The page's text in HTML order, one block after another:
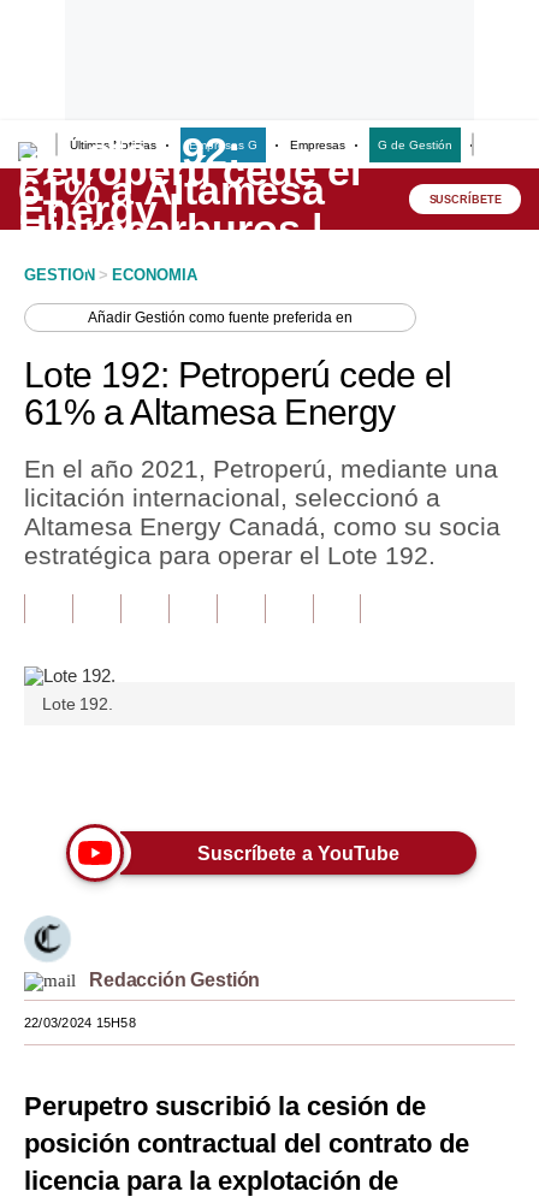
Últimas Noticias Empresas G Empresas G de Gestión
Lo último
Peru Quiosco
Economía
Perú
Política
Inmobiliarias
Editorial
Pregunta de hoy
Blogs
Tendencias
Lujo
Moda
SUSCRÍBETE
GESTION > ECONOMIA
AñadirGestión como fuente preferida en
Lote 192: Petroperú cede el
61% a Altamesa Energy
En el año 2021, Petroperú, mediante una
licitación internacional, seleccionó a
Altamesa Energy Canadá, como su socia
estratégica para operar el Lote 192.
Lote 192.
Suscríbete a YouTube
Redacción Gestión
22/03/2024 15H58
Perupetro suscribió la cesión de
posición contractual del contrato de
licencia para la explotación de